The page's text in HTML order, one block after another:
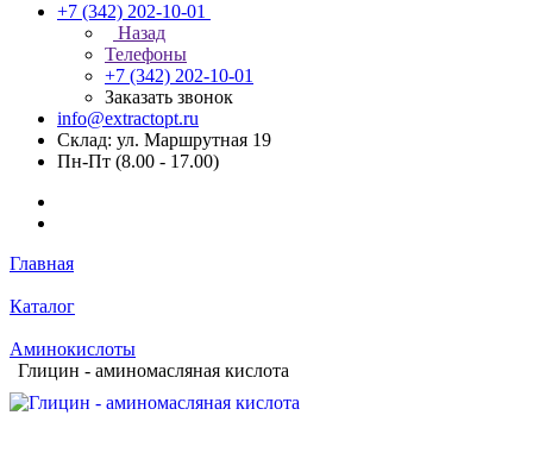
+7 (342) 202-10-01
Назад
Телефоны
+7 (342) 202-10-01
Заказать звонок
info@extractopt.ru
Склад: ул. Маршрутная 19
Пн-Пт (8.00 - 17.00)
Главная
Каталог
Аминокислоты
Глицин - аминомасляная кислота